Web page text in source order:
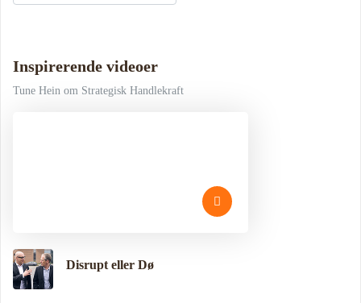
Inspirerende videoer
Tune Hein om Strategisk Handlekraft
Disrupt eller Dø